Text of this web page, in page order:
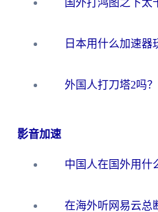
影音加速